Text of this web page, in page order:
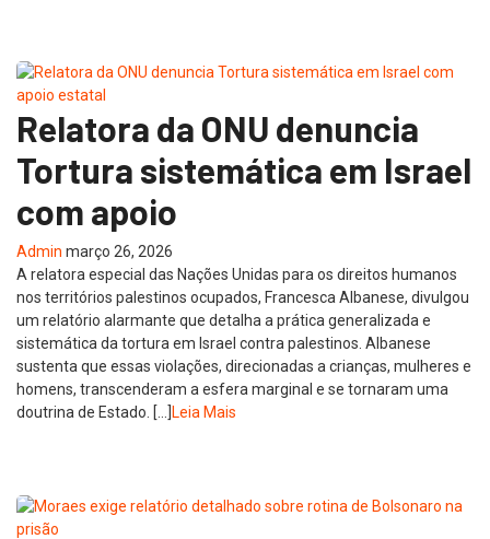
Relatora da ONU denuncia
Tortura sistemática em Israel
com apoio
Admin março 26, 2026
A relatora especial das Nações Unidas para os direitos humanos
nos territórios palestinos ocupados, Francesca Albanese, divulgou
um relatório alarmante que detalha a prática generalizada e
sistemática da tortura em Israel contra palestinos. Albanese
sustenta que essas violações, direcionadas a crianças, mulheres e
homens, transcenderam a esfera marginal e se tornaram uma
doutrina de Estado. […]
Leia Mais